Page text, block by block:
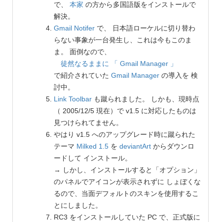
で、 本家 の方から多国語版をインストールで
解決。
Gmail Notifer で、 日本語ローケルに切り替わ
らない事象が一台発生し、これは今もこのま
ま。 面倒なので、
徒然なるままに
「 Gmail Manager 」
で紹介されていた Gmail Manager の導入を 検
討中。
Link Toolbar も蹴られました。 しかも、現時点
（ 2005/12/5 現在）で v1.5 に対応したものは
見つけられてません。
やはり v1.5 へのアップグレード時に蹴られた
テーマ Milked 1.5 を deviantArt からダウンロ
ードして インストール。
→ しかし、インストールすると「オプション」
のパネルでアイコンが表示されずに しょぼくな
るので、当面デフォルトのスキンを使用するこ
とにしました。
RC3 をインストールしていた PC で、正式版に